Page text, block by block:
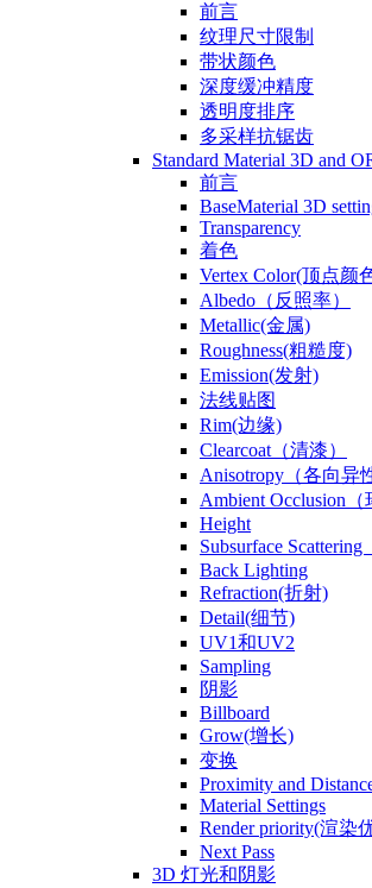
前言
纹理尺寸限制
带状颜色
深度缓冲精度
透明度排序
多采样抗锯齿
Standard Material 3D and
前言
BaseMaterial 3D
Transparency
着色
Vertex Color(顶点颜
Albedo（反照率）
Metallic(金属)
Roughness(粗糙度)
Emission(发射)
法线贴图
Rim(边缘)
Clearcoat（清漆）
Anisotropy（各向异
Ambient Occlusion（
Height
Subsurface
Back Lighting
Refraction(折射)
Detail(细节)
UV1和UV2
Sampling
阴影
Billboard
Grow(增长)
变换
Proximity and
Material Settings
Render priority(渲染
Next Pass
3D 灯光和阴影